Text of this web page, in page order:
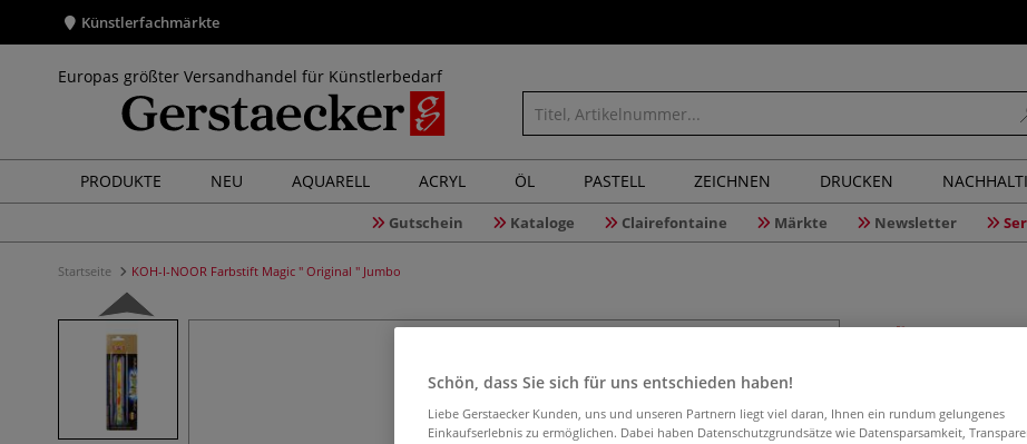
Künstlerfachmärkte
Europas größter Versandhandel für Künstlerbedarf
PRODUKTE NEU AQUARELL ACRYL ÖL PASTELL ZEICHNEN DRUCKEN
Gutschein Kataloge Clairefontaine Märkte Newsletter
Startseite KOH-I-NOOR Farbstift Magic " Original " Jumbo
KOH-I-
Jumbo
Schön, dass Sie sich für uns entschieden haben!
Liebe Gerstaecker Kunden, uns und unseren Partnern liegt viel daran, Ihnen ein rundum gelungenes
Einkaufserlebnis zu ermöglichen. Dabei haben Datenschutzgrundsätze wie Datensparsamkeit,